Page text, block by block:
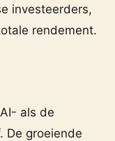
investeerders,
rendement.
als de
De groeiende